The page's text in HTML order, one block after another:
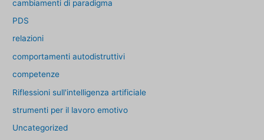
cambiamenti di paradigma
PDS
relazioni
comportamenti autodistruttivi
competenze
Riflessioni sull'intelligenza artificiale
strumenti per il lavoro emotivo
Uncategorized